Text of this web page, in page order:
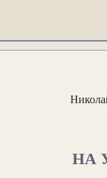
НА